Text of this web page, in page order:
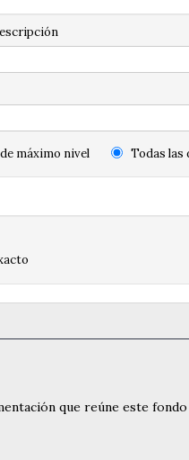
máximo nivel Todas las
que reúne este